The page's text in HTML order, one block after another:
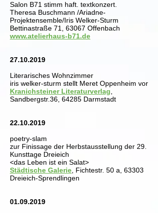
Salon B71 stimm haft. textkonzert.
Theresa Buschmann /Ariadne-
Projektensemble/Iris Welker-Sturm
Bettinastraße 71, 63067 Offenbach
www.atelierhaus-b71.de
27.10.2019
Literarisches Wohnzimmer
iris welker-sturm stellt Meret Oppenheim vor
Kranichsteiner Literaturverlag
Sandbergstr.36, 64285 Darmstadt
22.10.2019
poetry-slam
zur Finissage der Herbstausstellung der 29.
Kunsttage Dreieich
<das Leben ist ein Salat>
Städtische Galerie , Fichtestr. 50 a, 63303
Dreieich-Sprendlingen
01.09.2019